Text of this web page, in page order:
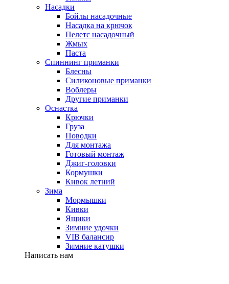
Насадки
Бойлы насадочные
Насадка на крючок
Пелетс насадочный
Жмых
Паста
Спиннинг приманки
Блесны
Силиконовые приманки
Воблеры
Другие приманки
Оснастка
Крючки
Груза
Поводки
Для монтажа
Готовый монтаж
Джиг-головки
Кормушки
Кивок летний
Зима
Мормышки
Кивки
Ящики
Зимние удочки
VIB балансир
Зимние катушки
Написать нам